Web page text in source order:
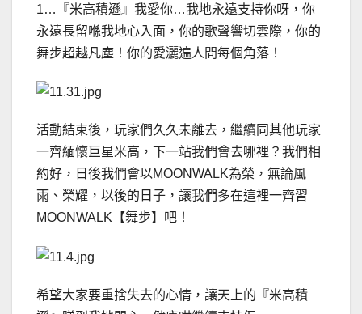
1…『米高積遜』我愛你…我地永遠支持你呀，你
永遠長留喺我地心入面，你的歌聲響切雲際，你的
舞步超越凡塵！你的愛灑遍人間每個角落！
活動結束後，玩家們久久未離去，繼續同其他玩家
一齊緬懷巨星米高，下一站我們會去哪裡？我們相
約好，日後我們會以MOONWALK為榮，無論風
雨、榮耀，以後的日子，讓我們多在這裡一齊習
MOONWALK【舞步】吧！
希望大家要重捨失去的心情，讓天上的『米高積